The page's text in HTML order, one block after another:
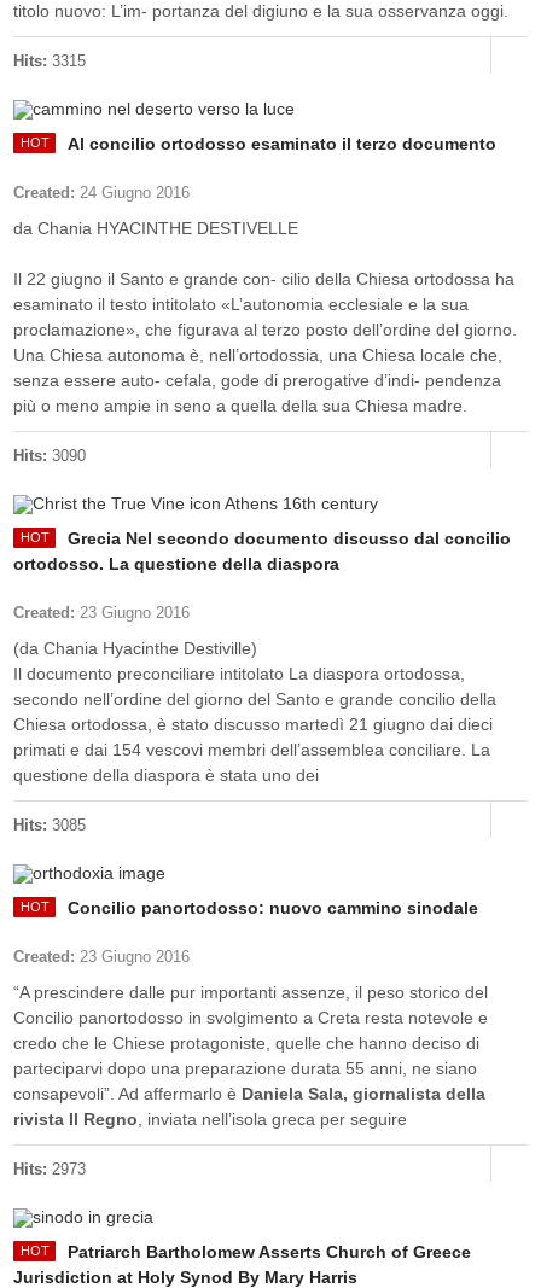
titolo nuovo: L’im- portanza del digiuno e la sua osservanza oggi.
Hits: 3315
Al concilio ortodosso esaminato il terzo documento
Created: 24 Giugno 2016
da Chania HYACINTHE DESTIVELLE
Il 22 giugno il Santo e grande con- cilio della Chiesa ortodossa ha
esaminato il testo intitolato «L’autonomia ecclesiale e la sua
proclamazione», che figurava al terzo posto dell’ordine del giorno.
Una Chiesa autonoma è, nell’ortodossia, una Chiesa locale che,
senza essere auto- cefala, gode di prerogative d’indi- pendenza
più o meno ampie in seno a quella della sua Chiesa madre.
Hits: 3090
Grecia Nel secondo documento discusso dal concilio
ortodosso. La questione della diaspora
Created: 23 Giugno 2016
(da Chania Hyacinthe Destiville)
Il documento preconciliare intitolato La diaspora ortodossa,
secondo nell’ordine del giorno del Santo e grande concilio della
Chiesa ortodossa, è stato discusso martedì 21 giugno dai dieci
primati e dai 154 vescovi membri dell’assemblea conciliare. La
questione della diaspora è stata uno dei
Hits: 3085
Concilio panortodosso: nuovo cammino sinodale
Created: 23 Giugno 2016
“A prescindere dalle pur importanti assenze, il peso storico del
Concilio panortodosso in svolgimento a Creta resta notevole e
credo che le Chiese protagoniste, quelle che hanno deciso di
parteciparvi dopo una preparazione durata 55 anni, ne siano
consapevoli”. Ad affermarlo è Daniela Sala, giornalista della
rivista Il Regno , inviata nell’isola greca per seguire
Hits: 2973
Patriarch Bartholomew Asserts Church of Greece
Jurisdiction at Holy Synod By Mary Harris